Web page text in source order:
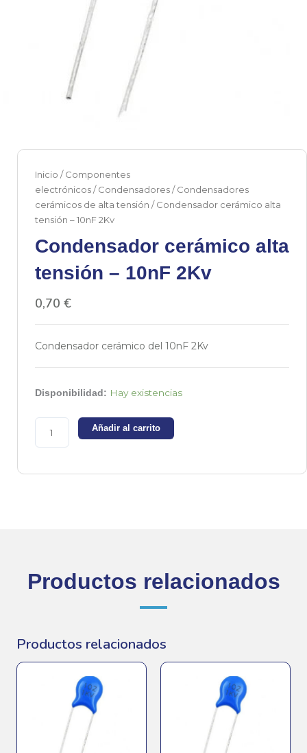
Inicio /Componentes
electrónicos/Condensadores/Condensadores
cerámicos de alta tensión / Condensador cerámico alta
tensión – 10nF 2Kv
Condensador cerámico alta
tensión – 10nF 2Kv
0,70 €
Condensador cerámico del 10nF 2Kv
Disponibilidad: Hay existencias
Condensador
alta
tensión
Añadir al carrito
Productos relacionados
Productos relacionados